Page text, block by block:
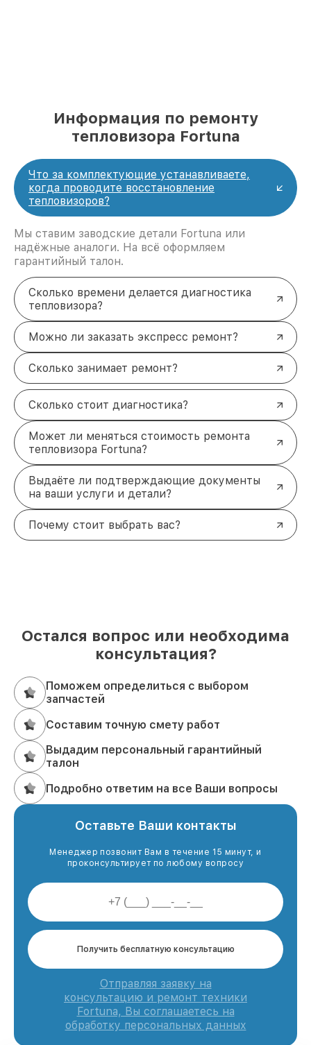
Информация по ремонту
тепловизора Fortuna
Что за комплектующие устанавливаете,
когда проводите восстановление
тепловизоров?
Мы ставим заводские детали Fortuna или
надёжные аналоги. На всё оформляем
гарантийный талон.
Сколько времени делается диагностика
тепловизора?
Можно ли заказать экспресс ремонт?
Сколько занимает ремонт?
Сколько стоит диагностика?
Может ли меняться стоимость ремонта
тепловизора Fortuna?
Выдаёте ли подтверждающие документы
на ваши услуги и детали?
Почему стоит выбрать вас?
Остался вопрос или необходима
консультация?
Поможем определиться с выбором
запчастей
Составим точную смету работ
Выдадим персональный гарантийный
талон
Подробно ответим на все Ваши вопросы
Оставьте Ваши контакты
Менеджер позвонит Вам в течение 15 минут, и
проконсультирует по любому вопросу
Получить бесплатную консультацию
Отправляя заявку на
консультацию и ремонт техники
Fortuna, Вы соглашаетесь на
обработку персональных данных